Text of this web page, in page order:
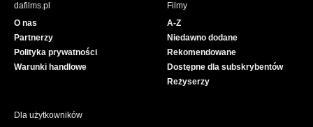
e
dafilms.pl
O nas
Partnerzy
Polityka prywatności
Warunki handlowe
Filmy
A-Z
Niedawno dodane
Rekomendowane
Dostępne dla subskrybentów
Reżyserzy
Dla użytkowników